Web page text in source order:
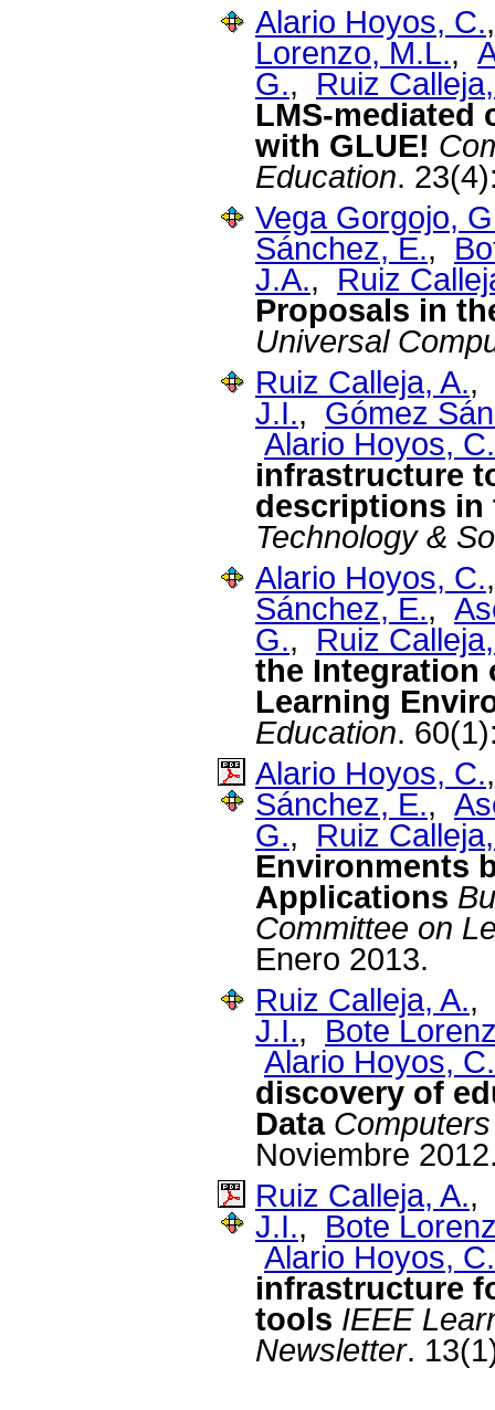
Alario Hoyos, C.
Lorenzo, M.L.,
G., Ruiz
LMS-mediated
with GLUE!
Education.
Vega Gorgojo,
Sánchez, E.,
J.A., Ruiz
Proposals in
Universal
Ruiz Calleja, A.,
J.I., Gómez
Alario Hoyos, C.
infrastructure
descriptions in
Technology &
Alario Hoyos, C.
Sánchez, E.,
G., Ruiz
the Integration
Learning
Education.
Alario Hoyos, C.
Sánchez, E.,
G., Ruiz
Environments
Applications
Committee on
Enero 2013.
Ruiz Calleja, A.,
J.I., Bote
Alario Hoyos, C.
discovery of
Data
Noviembre
Ruiz Calleja, A.,
J.I., Bote
Alario Hoyos, C.
infrastructure
tools IEEE
Newsletter.